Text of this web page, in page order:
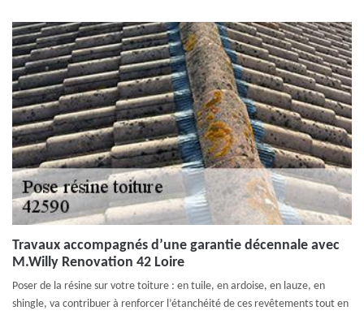
Travaux accompagnés d’une garantie décennale avec
M.Willy Renovation 42 Loire
Poser de la résine sur votre toiture : en tuile, en ardoise, en lauze, en
shingle, va contribuer à renforcer l’étanchéité de ces revêtements tout en